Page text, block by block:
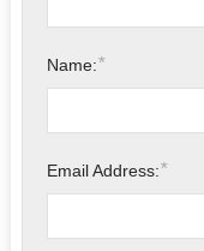
Name:*
Email Address:*